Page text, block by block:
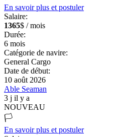
En savoir plus et postuler
Salaire:
1365$ / mois
Durée:
6 mois
Catégorie de navire:
General Cargo
Date de début:
10 août 2026
Able Seaman
3 j il y a
NOUVEAU
🏳️
En savoir plus et postuler